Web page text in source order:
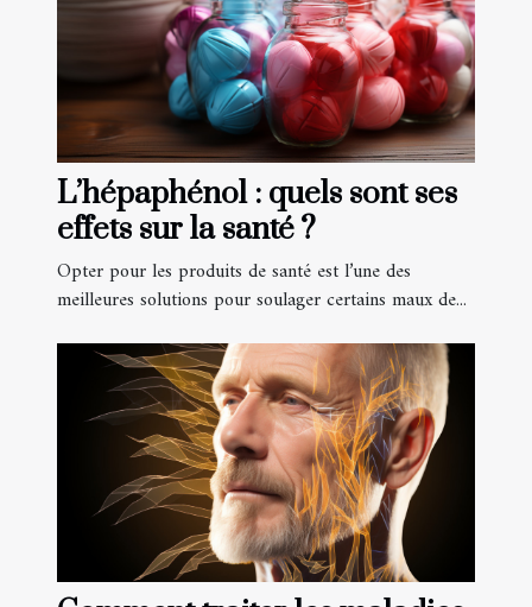
L’hépaphénol : quels sont ses
effets sur la santé ?
Opter pour les produits de santé est l’une des
meilleures solutions pour soulager certains maux de...